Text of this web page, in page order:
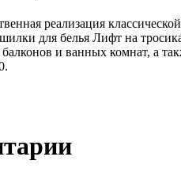
реализация
для белья Лифт на
и ванных комнат, а